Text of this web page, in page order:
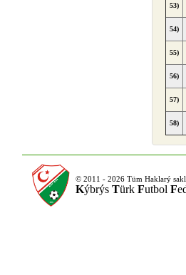
53)
54)
55)
56)
57)
58)
© 2011 - 2026 Tüm Haklarý
Kýbrýs Türk Futbol F